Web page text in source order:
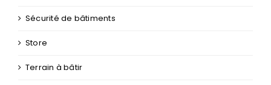
Sécurité de bâtiments
Store
Terrain à bâtir